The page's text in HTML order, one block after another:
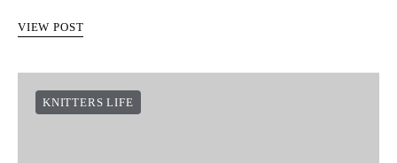
VIEW POST
KNITTERS LIFE